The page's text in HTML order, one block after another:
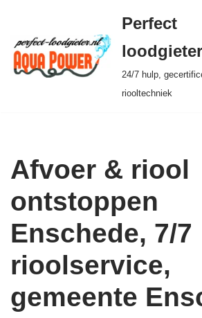
Ga
naar
de
Perfect
loodgieter
24/7 hulp,
riooltechniek
Afvoer & riool
ontstoppen
Enschede, 7/7
rioolservice,
gemeente